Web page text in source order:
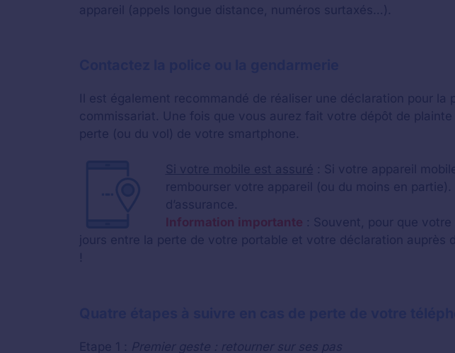
appareil (appels longue distance, numéros surtaxés…).
Il est également recommandé de réaliser une déclaration pour
commissariat. Une fois que vous aurez fait votre dépôt de
perte (ou du vol) de votre smartphone.
Si votre mobile est assuré : Si votre appareil
rembourser votre appareil (ou du moins en
d’assurance.
Information importante : Souvent, pour que votre
jours entre la perte de votre portable et votre déclaration auprès
!
Etape 1 : Premier geste : retourner sur ses pas